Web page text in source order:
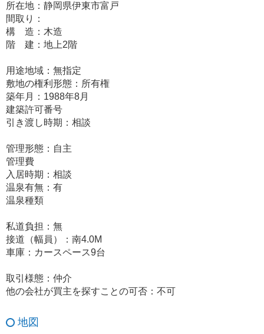
所在地：静岡県伊東市富戸
間取り：
構 造：木造
階 建：地上2階
用途地域：無指定
敷地の権利形態：所有権
築年月：1988年8月
建築許可番号
引き渡し時期：相談
管理形態：自主
管理費
入居時期：相談
温泉有無：有
温泉種類
私道負担：無
接道（幅員）：南4.0M
車庫：カースペース9台
取引様態：仲介
他の会社が買主を探すことの可否：不可
地図